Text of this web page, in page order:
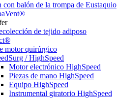
con balón de la trompa de Eustaquio
de tejido adiposo
motor quirúrgico
/ HighSpeed
Motor electrónico HighSpeed
Piezas de mano HighSpeed
Equipo HighSpeed
Instrumental giratorio HighSpeed